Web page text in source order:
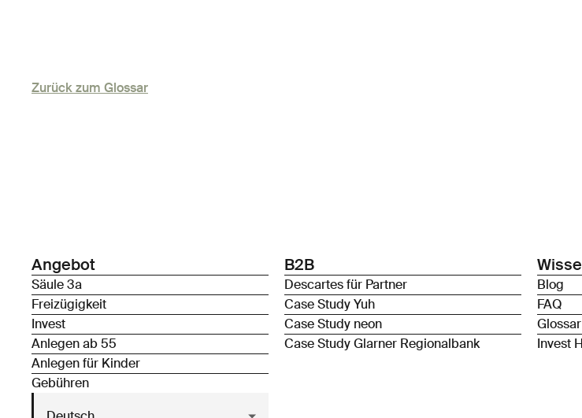
Zurück zum Glossar
Angebot
Säule 3a
Freizügigkeit
Invest
Anlegen ab 55
Anlegen für Kinder
Gebühren
B2B
Descartes für Partner
Case Study Yuh
Case Study neon
Case Study Glarner Regionalbank
Blog
FAQ
Glossar
Invest